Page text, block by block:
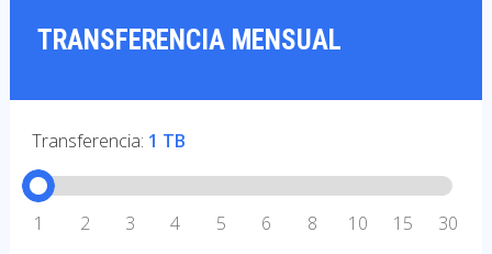
TRANSFERENCIA MENSUAL
Transferencia: 1 TB
1 2 3 4 5 6 8 10 15 30